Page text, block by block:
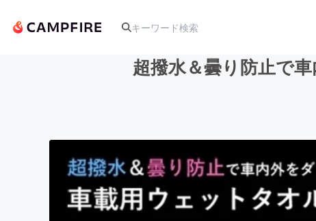
アート・写真
テクノロジー・ガジェット
超撥水＆曇り防止で